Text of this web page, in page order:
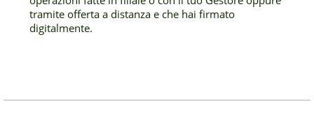
tramite offerta a distanza e che hai firmato
digitalmente.